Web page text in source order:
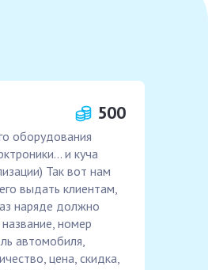
500
оборудования
и куча
Так вот нам
выдать клиентам,
наряде должно
номер
автомобиля,
цена, скидка,